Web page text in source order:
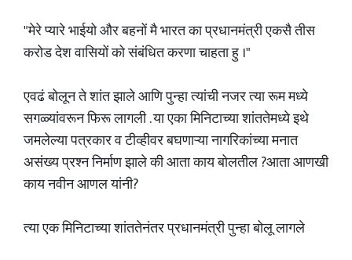
"मेरे प्यारे भाईयो और बहनों मै भारत का प्रधानमंत्री एकसै तीस
करोड देश वासियों को संबंधित करणा चाहता हु ।"
एवढं बोलून ते शांत झाले आणि पुन्हा त्यांची नजर त्या रूम मध्ये
सगळ्यांवरून फिरू लागली . या एका मिनिटाच्या शांततेमध्ये इथे
जमलेल्या पत्रकार व टीव्हीवर बघणाऱ्या नागरिकांच्या मनात
असंख्य प्रश्न निर्माण झाले की आता काय बोलतील ?आता आणखी
काय नवीन आणल यांनी?
त्या एक मिनिटाच्या शांततेनंतर प्रधानमंत्री पुन्हा बोलू लागले